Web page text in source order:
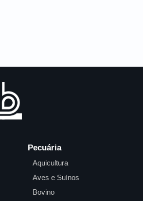
Pecuária
Aquicultura
Aves e Suínos
Bovino